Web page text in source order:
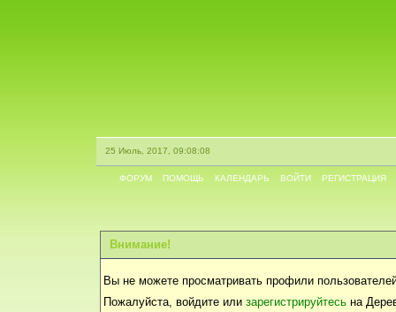
25 Июль, 2017, 09:08:08
ФОРУМ ПОМОЩЬ КАЛЕНДАРЬ ВОЙТИ РЕГИСТРАЦИЯ
Внимание!
Вы не можете просматривать профили
Пожалуйста, войдите или зарегистрируйтесь на